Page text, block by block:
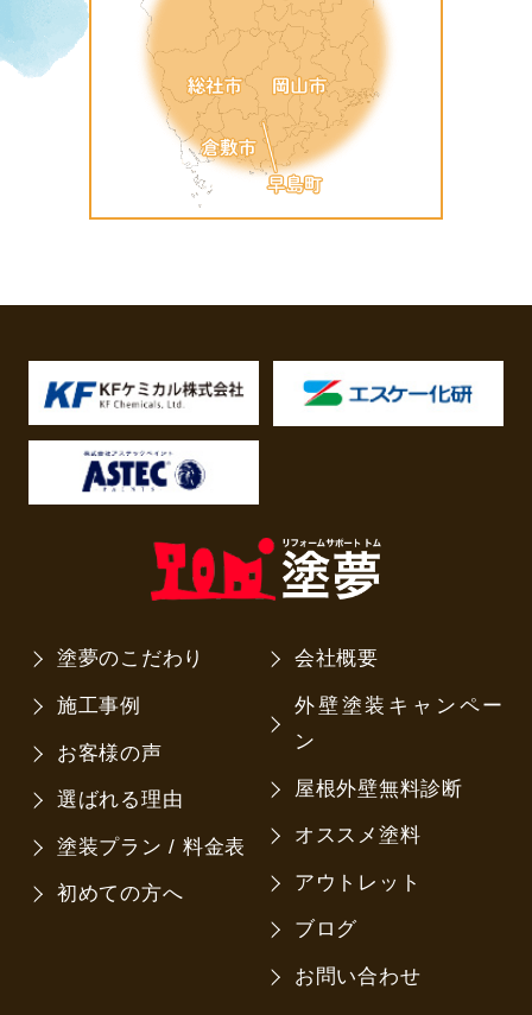
塗夢のこだわり
施工事例
お客様の声
選ばれる理由
塗装プラン / 料金表
初めての方へ
会社概要
外壁塗装キャンペー
ン
屋根外壁無料診断
オススメ塗料
アウトレット
ブログ
お問い合わせ